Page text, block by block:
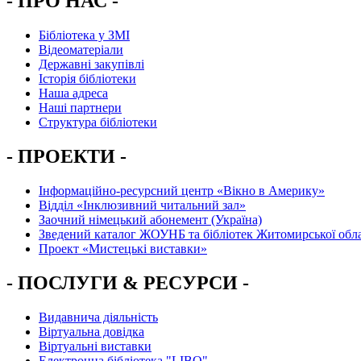
Бібліотека у ЗМІ
Відеоматеріали
Державні закупівлі
Історія бібліотеки
Наша адреса
Наші партнери
Структура бібліотеки
- ПРОЕКТИ -
Інформаційно-ресурсний центр «Вікно в Америку»
Вiддiл «Інклюзивний читальний зал»
Заочний німецький абонемент (Україна)
Зведений каталог ЖОУНБ та бібліотек Житомирської
Проект «Мистецькі виставки»
- ПОСЛУГИ & РЕСУРСИ -
Видавнича діяльність
Віртуальна довідка
Віртуальні виставки